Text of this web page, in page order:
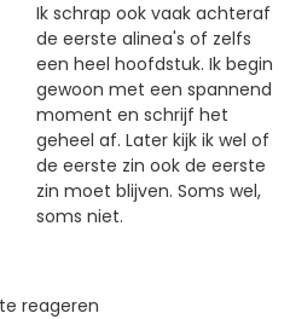
Ik schrap ook vaak achteraf
de eerste alinea's of zelfs
een heel hoofdstuk. Ik begin
gewoon met een spannend
moment en schrijf het
geheel af. Later kijk ik wel of
de eerste zin ook de eerste
zin moet blijven. Soms wel,
soms niet.
reageren